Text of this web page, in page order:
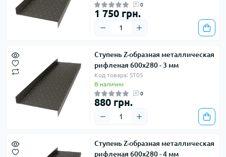
0
1 750 грн.
Ступень Z-образная металлическая
рифленая 600х280 - 3 мм
Код товара: ST05
В наличии
0
880 грн.
Ступень Z-образная металлическая
рифленая 600х280 - 4 мм